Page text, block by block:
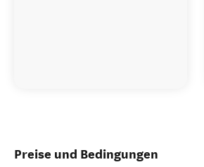
Preise und Bedingungen